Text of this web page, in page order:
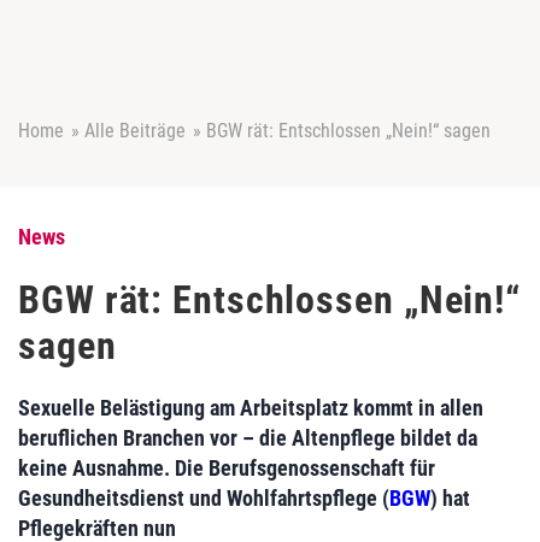
Home » Alle Beiträge » BGW rät: Entschlossen „Nein!“ sagen
News
BGW rät: Entschlossen „Nein!“
sagen
Sexuelle Belästigung am Arbeitsplatz kommt in allen
beruflichen Branchen vor – die Altenpflege bildet da
keine Ausnahme. Die Berufsgenossenschaft für
Gesundheitsdienst und Wohlfahrtspflege (BGW) hat
Pflegekräften nun